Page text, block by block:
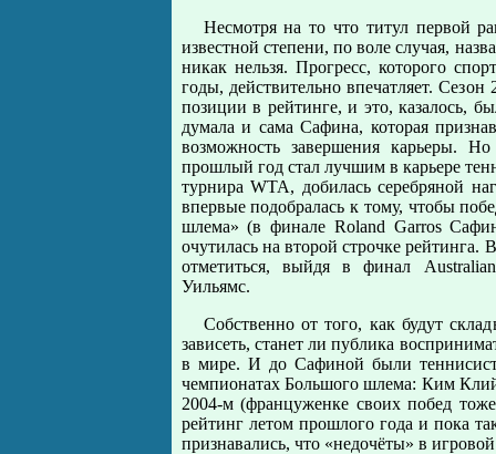
Несмотря на то что титул первой
известной степени, по воле случая,
никак нельзя. Прогресс, которого
годы, действительно впечатляет.
позиции в рейтинге, и это, казалось,
думала и сама Сафина, которая
возможность завершения карьеры.
прошлый год стал лучшим в карьере
турнира WTA, добилась серебряной
впервые подобралась к тому, чтобы
шлема» (в финале Roland Garros
очутилась на второй строчке
отметиться, выйдя в финал
Уильямс.
Собственно от того, как будут
зависеть, станет ли публика
в мире. И до Сафиной были
чемпионатах Большого шлема: Ким
2004-м (француженке своих побед
рейтинг летом прошлого года и пока
признавались, что «недочёты» в